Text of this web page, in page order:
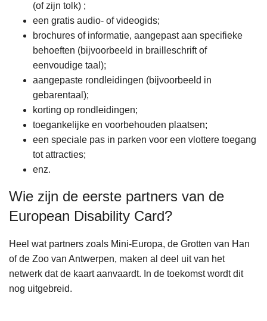
(of zijn tolk) ;
een gratis audio- of videogids;
brochures of informatie, aangepast aan specifieke
behoeften (bijvoorbeeld in brailleschrift of
eenvoudige taal);
aangepaste rondleidingen (bijvoorbeeld in
gebarentaal);
korting op rondleidingen;
toegankelijke en voorbehouden plaatsen;
een speciale pas in parken voor een vlottere toegang
tot attracties;
enz.
Wie zijn de eerste partners van de
European Disability Card?
Heel wat partners zoals Mini-Europa, de Grotten van Han
of de Zoo van Antwerpen, maken al deel uit van het
netwerk dat de kaart aanvaardt. In de toekomst wordt dit
nog uitgebreid.